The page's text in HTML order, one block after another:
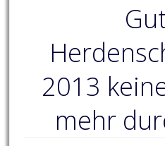
2013
mehr